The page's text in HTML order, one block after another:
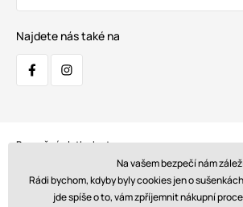
Najdete nás také na
Bezpečná platba kartou:
Na vašem bezpečí nám
Rádi bychom, kdyby byly cookies jen o
jde spíše o to, vám zpříjemnit nákupní